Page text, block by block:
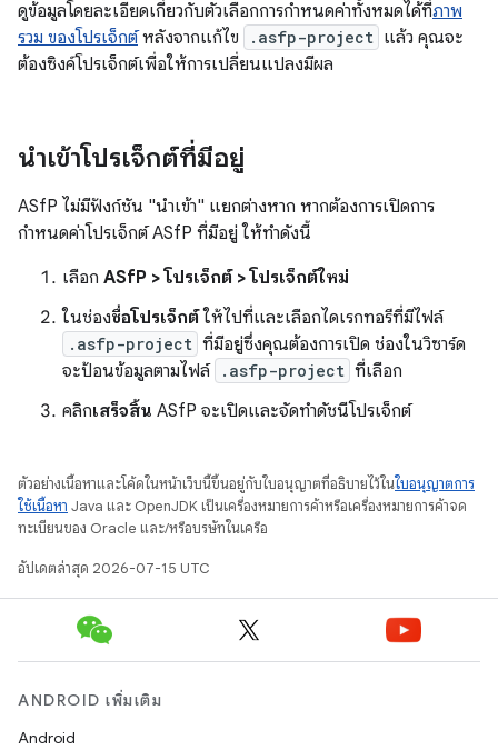
ดูข้อมูลโดยละเอียดเกี่ยวกับตัวเลือกการกำหนดค่าทั้งหมดได้ที่ภาพ
รวม ของโปรเจ็กต์หลังจากแก้ไข .asfp-project แล้ว คุณจะ
ต้องซิงค์โปรเจ็กต์เพื่อให้การเปลี่ยนแปลงมีผล
นำเข้าโปรเจ็กต์ที่มีอยู่
ASfP ไม่มีฟังก์ชัน "นำเข้า" แยกต่างหาก หากต้องการเปิดการ
กำหนดค่าโปรเจ็กต์ ASfP ที่มีอยู่ ให้ทำดังนี้
เลือก ASfP > โปรเจ็กต์ > โปรเจ็กต์ใหม่
ในช่องชื่อโปรเจ็กต์ให้ไปที่และเลือกไดเรกทอรีที่มีไฟล์
.asfp-project ที่มีอยู่ซึ่งคุณต้องการเปิด ช่องในวิซาร์ด
จะป้อนข้อมูลตามไฟล์ .asfp-project ที่เลือก
คลิกเสร็จสิ้น ASfP จะเปิดและจัดทำดัชนีโปรเจ็กต์
ตัวอย่างเนื้อหาและโค้ดในหน้าเว็บนี้ขึ้นอยู่กับใบอนุญาตที่อธิบายไว้ในใบอนุญาตการ
ใช้เนื้อหา Java และ OpenJDK เป็นเครื่องหมายการค้าหรือเครื่องหมายการค้าจด
ทะเบียนของ Oracle และ/หรือบริษัทในเครือ
อัปเดตล่าสุด 2026-07-15 UTC
ANDROID เพิ่มเติม
Android